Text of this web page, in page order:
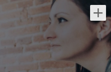
oferty pracy:
/ Inżynierka